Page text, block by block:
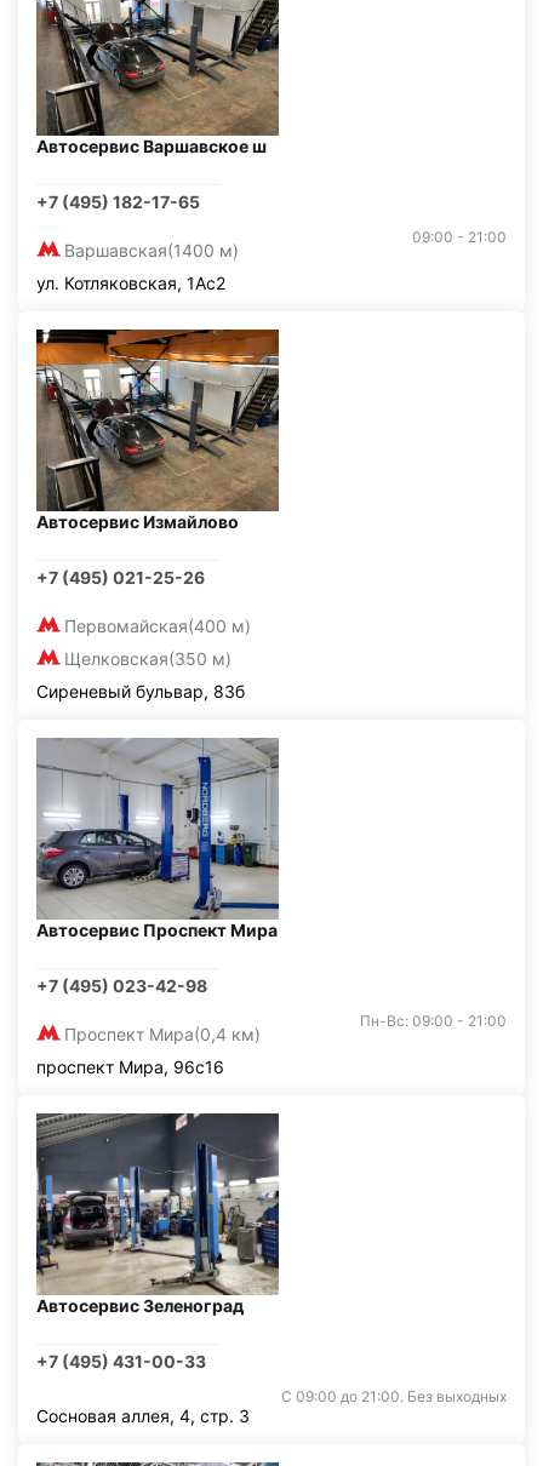
Автосервис Варшавское ш
+7 (495) 182-17-65
Варшавская(1400 м)
09:00 - 21:00
ул. Котляковская, 1Ас2
Автосервис Измайлово
+7 (495) 021-25-26
Первомайская(400 м)
Щелковская(350 м)
Сиреневый бульвар, 83б
Автосервис Проспект Мира
+7 (495) 023-42-98
Проспект Мира(0,4 км)
Пн-Вс: 09:00 - 21:00
проспект Мира, 96с16
Автосервис Зеленоград
+7 (495) 431-00-33
С 09:00 до 21:00. Без выходных
Сосновая аллея, 4, стр. 3